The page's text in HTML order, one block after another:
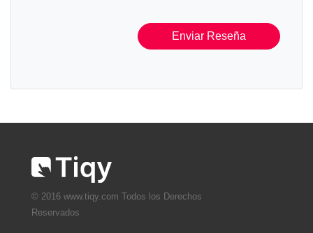
Enviar Reseña
© 2016 www.tiqy.com Todos los Derechos
Reservados